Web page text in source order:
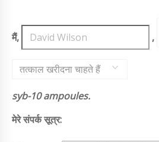
मैं, ,
तत्काल खरीदना चाहते हैं
syb-10 ampoules.
मेरे संपर्क सूत्र: